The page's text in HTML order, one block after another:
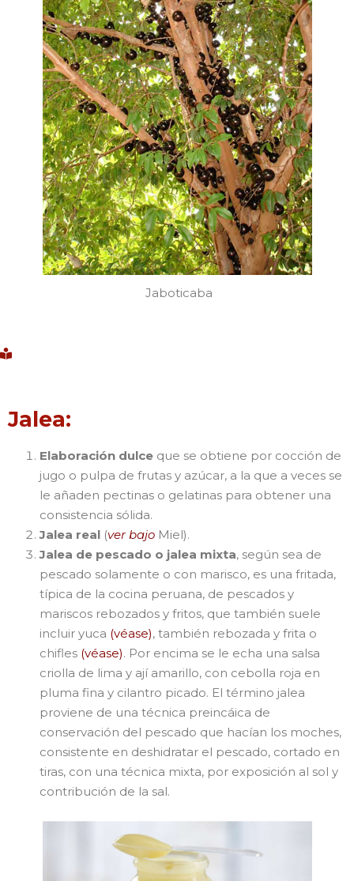
Jaboticaba
Jalea:
Elaboración dulce que se obtiene por cocción de
jugo o pulpa de frutas y azúcar, a la que a veces se
le añaden pectinas o gelatinas para obtener una
consistencia sólida.
Jalea real (ver bajo Miel).
Jalea de pescado o jalea mixta, según sea de
pescado solamente o con marisco, es una fritada,
típica de la cocina peruana, de pescados y
mariscos rebozados y fritos, que también suele
incluir yuca (véase), también rebozada y frita o
chifles (véase). Por encima se le echa una salsa
criolla de lima y ají amarillo, con cebolla roja en
pluma fina y cilantro picado. El término jalea
proviene de una técnica preincáica de
conservación del pescado que hacían los moches,
consistente en deshidratar el pescado, cortado en
tiras, con una técnica mixta, por exposición al sol y
contribución de la sal.